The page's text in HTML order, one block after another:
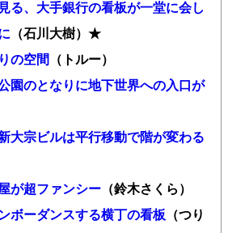
る、大手銀行の看板が一堂に会し
（石川大樹）★
の空間
（トルー）
園のとなりに地下世界への入口が
大宗ビルは平行移動で階が変わる
が超ファンシー （鈴木さくら）
ボーダンスする横丁の看板 （つり